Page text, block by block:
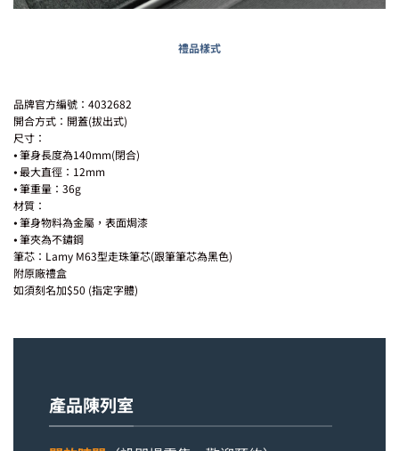
禮品樣式
品牌官方編號：4032682
開合方式：開蓋(拔出式)
尺寸：
⦁ 筆身長度為140mm(閉合)
⦁ 最大直徑：12mm
⦁ 筆重量：36g
材質：
⦁ 筆身物料為金屬，表面焗漆
⦁ 筆夾為不鏽鋼
筆芯：Lamy M63型走珠筆芯(跟筆筆芯為黑色)
附原廠禮盒
如須刻名加$50 (指定字體)
產品陳列室